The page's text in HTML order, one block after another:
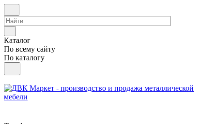
Каталог
По всему сайту
По каталогу